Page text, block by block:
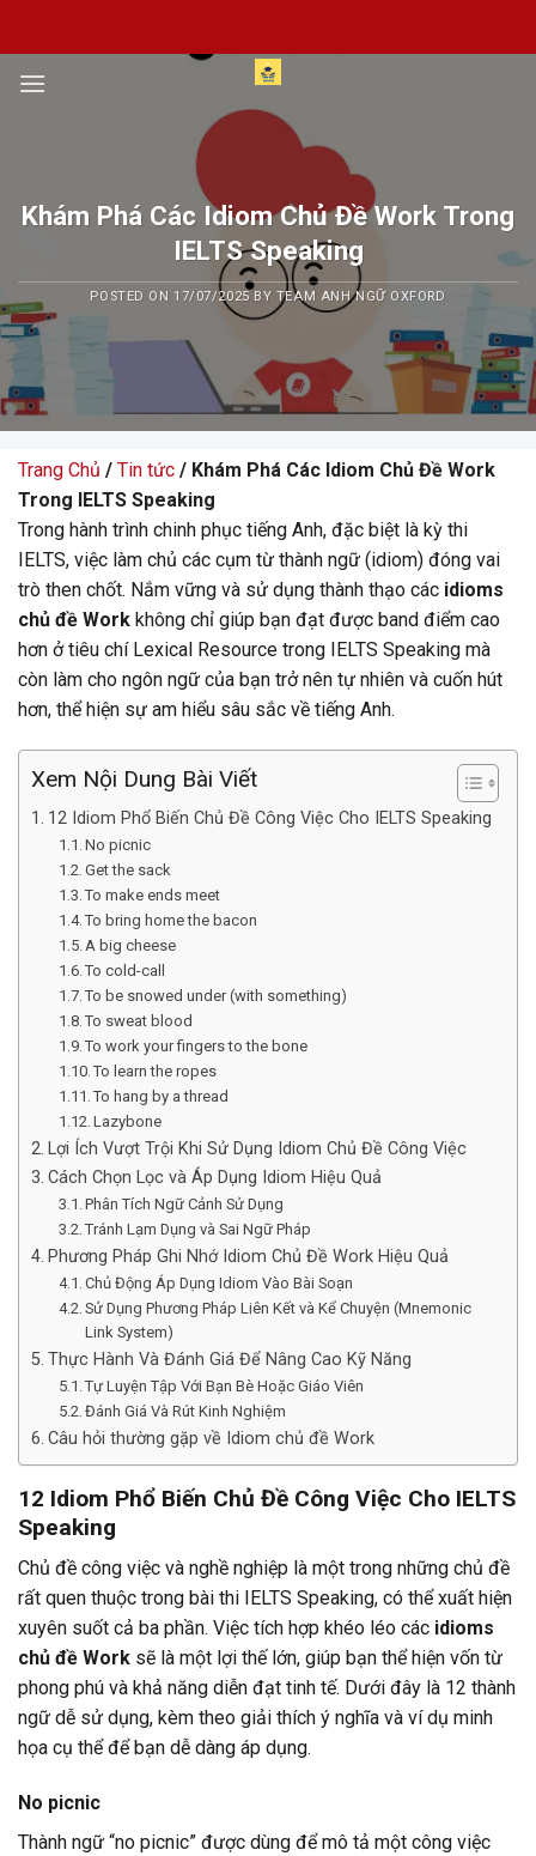
content
Khám Phá Các Idiom Chủ Đề Work Trong
IELTS Speaking
POSTED ON 17/07/2025 BY TEAM ANH NGỮ OXFORD
Trang Chủ / Tin tức / Khám Phá Các Idiom Chủ Đề Work
Trong IELTS Speaking
Trong hành trình chinh phục tiếng Anh, đặc biệt là kỳ thi
IELTS, việc làm chủ các cụm từ thành ngữ (idiom) đóng vai
trò then chốt. Nắm vững và sử dụng thành thạo các idioms
chủ đề Work không chỉ giúp bạn đạt được band điểm cao
hơn ở tiêu chí Lexical Resource trong IELTS Speaking mà
còn làm cho ngôn ngữ của bạn trở nên tự nhiên và cuốn hút
hơn, thể hiện sự am hiểu sâu sắc về tiếng Anh.
Xem Nội Dung Bài Viết
12 Idiom Phổ Biến Chủ Đề Công Việc Cho IELTS Speaking
No picnic
Get the sack
To make ends meet
To bring home the bacon
A big cheese
To cold-call
To be snowed under (with something)
To sweat blood
To work your fingers to the bone
To learn the ropes
To hang by a thread
Lazybone
Lợi Ích Vượt Trội Khi Sử Dụng Idiom Chủ Đề Công Việc
Cách Chọn Lọc và Áp Dụng Idiom Hiệu Quả
Phân Tích Ngữ Cảnh Sử Dụng
Tránh Lạm Dụng và Sai Ngữ Pháp
Phương Pháp Ghi Nhớ Idiom Chủ Đề Work Hiệu Quả
Chủ Động Áp Dụng Idiom Vào Bài Soạn
Sử Dụng Phương Pháp Liên Kết và Kể Chuyện (Mnemonic
Link System)
Thực Hành Và Đánh Giá Để Nâng Cao Kỹ Năng
Tự Luyện Tập Với Bạn Bè Hoặc Giáo Viên
Đánh Giá Và Rút Kinh Nghiệm
Câu hỏi thường gặp về Idiom chủ đề Work
12 Idiom Phổ Biến Chủ Đề Công Việc Cho IELTS
Speaking
Chủ đề công việc và nghề nghiệp là một trong những chủ đề
rất quen thuộc trong bài thi IELTS Speaking, có thể xuất hiện
xuyên suốt cả ba phần. Việc tích hợp khéo léo các idioms
chủ đề Work sẽ là một lợi thế lớn, giúp bạn thể hiện vốn từ
phong phú và khả năng diễn đạt tinh tế. Dưới đây là 12 thành
ngữ dễ sử dụng, kèm theo giải thích ý nghĩa và ví dụ minh
họa cụ thể để bạn dễ dàng áp dụng.
No picnic
Thành ngữ “no picnic” được dùng để mô tả một công việc